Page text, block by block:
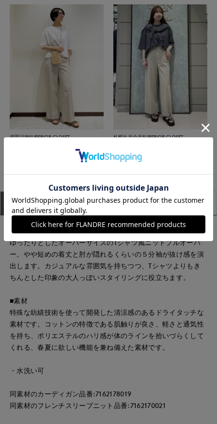
盛岡川徳SUPERIOR CLOSET 札幌丸井今井SUPERIOR CLOSET
もっと見る
アイテム説明 サイズ詳細 購入レビュー
■デザイン
ゆったりとしたオーバーサイズのTシャツ風ニットプルオーバ
ー。やや短めの着丈と肘が隠れるくらいの５分袖が抜け感を演
出します。カジュアルな雰囲気を持ちつつ、Tシャツよりもき
ちんとした印象の大人っぽいスタイリングに役立ちます。
■素材
特殊な紡績技術を使って開発した清涼感のあるドライタッチな
素材です。コットンの特徴である肌触りが良さ、軽さと通気性
を持ち、ポリエステルのハリ感が体のラインを拾いづらくして
くれる、春夏に欲しい機能を兼ね備えた素材です。
・水洗い可
同素材のカーディガン品番:7162178019
同素材のフレンチスリーブニット品番:7162170021